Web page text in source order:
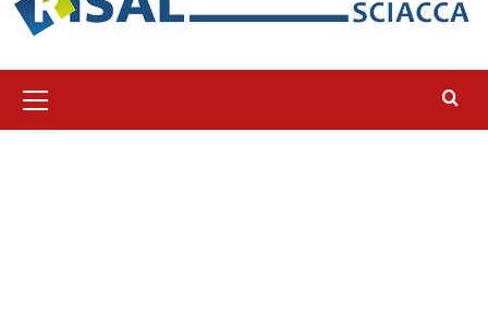
principale